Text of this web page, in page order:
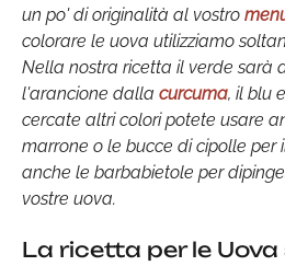
un po' di originalità al vostro
colorare le uova utilizziamo
Nella nostra ricetta il verde sarà
l'arancione dalla curcuma, il blu
cercate altri colori potete usare
marrone o le bucce di cipolle per
anche le barbabietole per
vostre uova.
La ricetta per le